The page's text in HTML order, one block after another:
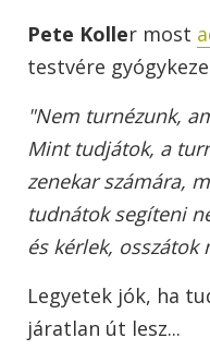
Pete Koller most
testvére
"Nem turnézunk,
Mint tudjátok, a
zenekar számára,
tudnátok segíteni
és kérlek, osszátok
Legyetek jók, ha
járatlan út lesz...